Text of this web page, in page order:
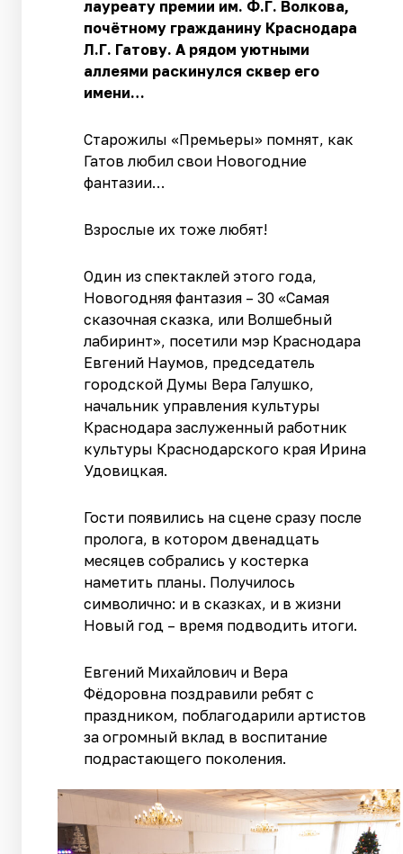
лауреату премии им. Ф.Г. Волкова,
почётному гражданину Краснодара
Л.Г. Гатову. А рядом уютными
аллеями раскинулся сквер его
имени…
Старожилы «Премьеры» помнят, как
Гатов любил свои Новогодние
фантазии…
Взрослые их тоже любят!
Один из спектаклей этого года,
Новогодняя фантазия – 30 «Самая
сказочная сказка, или Волшебный
лабиринт», посетили мэр Краснодара
Евгений Наумов, председатель
городской Думы Вера Галушко,
начальник управления культуры
Краснодара заслуженный работник
культуры Краснодарского края Ирина
Удовицкая.
Гости появились на сцене сразу после
пролога, в котором двенадцать
месяцев собрались у костерка
наметить планы. Получилось
символично: и в сказках, и в жизни
Новый год – время подводить итоги.
Евгений Михайлович и Вера
Фёдоровна поздравили ребят с
праздником, поблагодарили артистов
за огромный вклад в воспитание
подрастающего поколения.